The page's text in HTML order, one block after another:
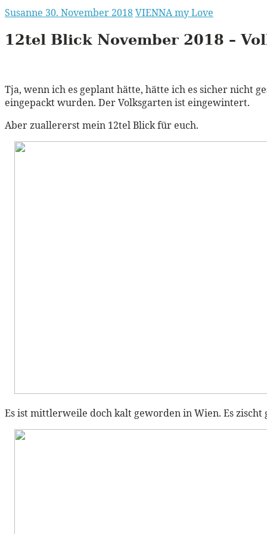
Susanne 30. November 2018VIENNA my Love
12tel Blick November 2018 –
Tja, wenn ich es geplant hätte, hätte ich es sicher nicht
eingepackt wurden. Der Volksgarten ist eingewintert.
Aber zuallererst mein 12tel Blick für euch.
Es ist mittlerweile doch kalt geworden in Wien. Es zischt